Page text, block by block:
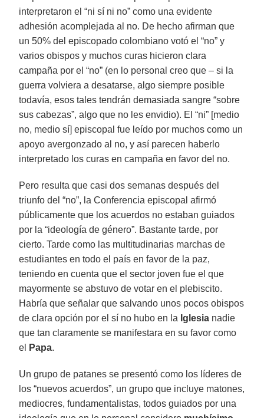
interpretaron el “ni sí ni no” como una evidente
adhesión acomplejada al no. De hecho afirman que
un 50% del episcopado colombiano votó el “no” y
varios obispos y muchos curas hicieron clara
campaña por el “no” (en lo personal creo que – si la
guerra volviera a desatarse, algo siempre posible
todavía, esos tales tendrán demasiada sangre “sobre
sus cabezas”, algo que no les envidio). El “ni” [medio
no, medio sí] episcopal fue leído por muchos como un
apoyo avergonzado al no, y así parecen haberlo
interpretado los curas en campaña en favor del no.
Pero resulta que casi dos semanas después del
triunfo del “no”, la Conferencia episcopal afirmó
públicamente que los acuerdos no estaban guiados
por la “ideología de género”. Bastante tarde, por
cierto. Tarde como las multitudinarias marchas de
estudiantes en todo el país en favor de la paz,
teniendo en cuenta que el sector joven fue el que
mayormente se abstuvo de votar en el plebiscito.
Habría que señalar que salvando unos pocos obispos
de clara opción por el sí no hubo en la Iglesia nadie
que tan claramente se manifestara en su favor como
el
Papa.
Un grupo de patanes se presentó como los líderes de
los “nuevos acuerdos”, un grupo que incluye matones,
mediocres, fundamentalistas, todos guiados por una